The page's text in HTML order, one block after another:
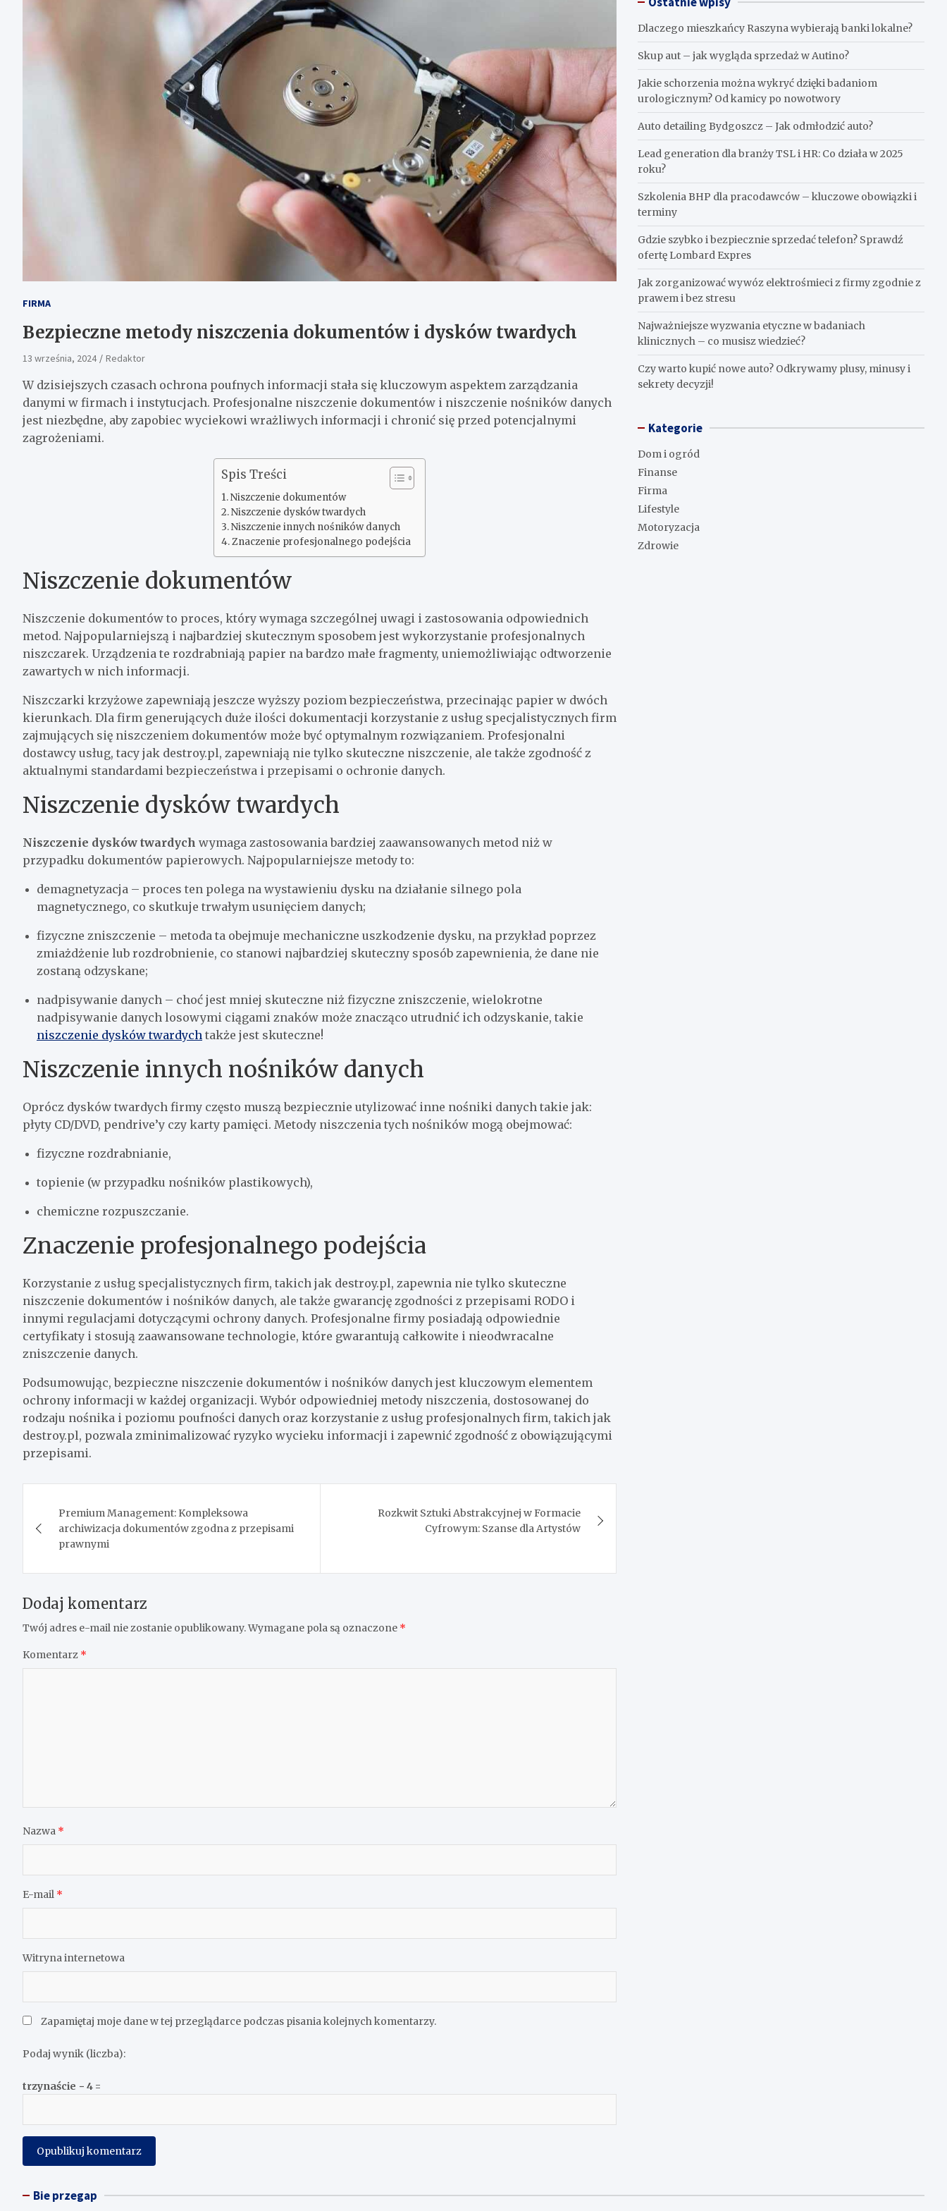
FIRMA
Bezpieczne metody niszczenia dokumentów i dysków twardych
13 września, 2024 Redaktor
W dzisiejszych czasach ochrona poufnych informacji stała się kluczowym aspektem zarządzania
danymi w firmach i instytucjach. Profesjonalne niszczenie dokumentów i niszczenie nośników danych
jest niezbędne, aby zapobiec wyciekowi wrażliwych informacji i chronić się przed potencjalnymi
zagrożeniami.
Spis Treści
Niszczenie dokumentów
Niszczenie dysków twardych
Niszczenie innych nośników danych
Znaczenie profesjonalnego podejścia
Niszczenie dokumentów
Niszczenie dokumentów to proces, który wymaga szczególnej uwagi i zastosowania odpowiednich
metod. Najpopularniejszą i najbardziej skutecznym sposobem jest wykorzystanie profesjonalnych
niszczarek. Urządzenia te rozdrabniają papier na bardzo małe fragmenty, uniemożliwiając odtworzenie
zawartych w nich informacji.
Niszczarki krzyżowe zapewniają jeszcze wyższy poziom bezpieczeństwa, przecinając papier w dwóch
kierunkach. Dla firm generujących duże ilości dokumentacji korzystanie z usług specjalistycznych firm
zajmujących się niszczeniem dokumentów może być optymalnym rozwiązaniem. Profesjonalni
dostawcy usług, tacy jak destroy.pl, zapewniają nie tylko skuteczne niszczenie, ale także zgodność z
aktualnymi standardami bezpieczeństwa i przepisami o ochronie danych.
Niszczenie dysków twardych
Niszczenie dysków twardych wymaga zastosowania bardziej zaawansowanych metod niż w
przypadku dokumentów papierowych. Najpopularniejsze metody to:
demagnetyzacja – proces ten polega na wystawieniu dysku na działanie silnego pola
magnetycznego, co skutkuje trwałym usunięciem danych;
fizyczne zniszczenie – metoda ta obejmuje mechaniczne uszkodzenie dysku, na przykład poprzez
zmiażdżenie lub rozdrobnienie, co stanowi najbardziej skuteczny sposób zapewnienia, że dane nie
zostaną odzyskane;
nadpisywanie danych – choć jest mniej skuteczne niż fizyczne zniszczenie, wielokrotne
nadpisywanie danych losowymi ciągami znaków może znacząco utrudnić ich odzyskanie, takie
niszczenie dysków twardych także jest skuteczne!
Niszczenie innych nośników danych
Oprócz dysków twardych firmy często muszą bezpiecznie utylizować inne nośniki danych takie jak:
płyty CD/DVD, pendrive’y czy karty pamięci. Metody niszczenia tych nośników mogą obejmować:
fizyczne rozdrabnianie,
topienie (w przypadku nośników plastikowych),
chemiczne rozpuszczanie.
Znaczenie profesjonalnego podejścia
Korzystanie z usług specjalistycznych firm, takich jak destroy.pl, zapewnia nie tylko skuteczne
niszczenie dokumentów i nośników danych, ale także gwarancję zgodności z przepisami RODO i
innymi regulacjami dotyczącymi ochrony danych. Profesjonalne firmy posiadają odpowiednie
certyfikaty i stosują zaawansowane technologie, które gwarantują całkowite i nieodwracalne
zniszczenie danych.
Podsumowując, bezpieczne niszczenie dokumentów i nośników danych jest kluczowym elementem
ochrony informacji w każdej organizacji. Wybór odpowiedniej metody niszczenia, dostosowanej do
rodzaju nośnika i poziomu poufności danych oraz korzystanie z usług profesjonalnych firm, takich jak
destroy.pl, pozwala zminimalizować ryzyko wycieku informacji i zapewnić zgodność z obowiązującymi
przepisami.
wpisu
Premium Management: Kompleksowa
archiwizacja dokumentów zgodna z przepisami
prawnymi
Rozkwit Sztuki Abstrakcyjnej w Formacie
Cyfrowym: Szanse dla Artystów
Dodaj komentarz
Twój adres e-mail nie zostanie opublikowany.Wymagane pola są oznaczone *
Komentarz *
Nazwa *
E-mail *
Witryna internetowa
Zapamiętaj moje dane w tej przeglądarce podczas pisania kolejnych komentarzy.
Podaj wynik (liczba):
trzynaście − 4 =
Dlaczego mieszkańcy Raszyna wybierają banki lokalne?
Skup aut – jak wygląda sprzedaż w Autino?
Jakie schorzenia można wykryć dzięki badaniom
urologicznym? Od kamicy po nowotwory
Auto detailing Bydgoszcz – Jak odmłodzić auto?
Lead generation dla branży TSL i HR: Co działa w 2025
roku?
Szkolenia BHP dla pracodawców – kluczowe obowiązki i
terminy
Gdzie szybko i bezpiecznie sprzedać telefon? Sprawdź
ofertę Lombard Expres
Jak zorganizować wywóz elektrośmieci z firmy zgodnie z
prawem i bez stresu
Najważniejsze wyzwania etyczne w badaniach
klinicznych – co musisz wiedzieć?
Czy warto kupić nowe auto? Odkrywamy plusy, minusy i
sekrety decyzji!
Kategorie
Dom i ogród
Finanse
Firma
Lifestyle
Motoryzacja
Zdrowie
Bie przegap